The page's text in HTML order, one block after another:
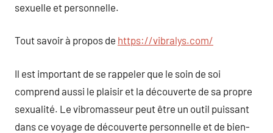
sexuelle et personnelle.
Tout savoir à propos de https://vibralys.com/
Il est important de se rappeler que le soin de soi
comprend aussi le plaisir et la découverte de sa propre
sexualité. Le vibromasseur peut être un outil puissant
dans ce voyage de découverte personnelle et de bien-